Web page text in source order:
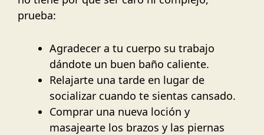
prueba:
Agradecer a tu cuerpo su trabajo
dándote un buen baño caliente.
Relajarte una tarde en lugar de
socializar cuando te sientas cansado.
Comprar una nueva loción y
masajearte los brazos y las piernas